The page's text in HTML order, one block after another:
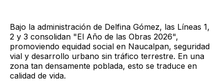
Bajo la administración de Delfina Gómez, las Líneas 1,
2 y 3 consolidan "El Año de las Obras 2026",
promoviendo equidad social en Naucalpan, seguridad
vial y desarrollo urbano sin tráfico terrestre. En una
zona tan densamente poblada, esto se traduce en
calidad de vida.